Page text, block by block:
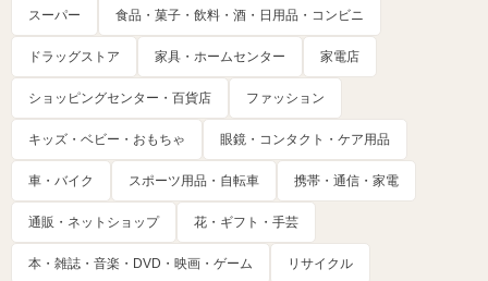
スーパー 食品・菓子・飲料・酒・日用品・コンビニ
ドラッグストア 家具・ホームセンター 家電店
ショッピングセンター・百貨店 ファッション
キッズ・ベビー・おもちゃ 眼鏡・コンタクト・ケア用品
車・バイク スポーツ用品・自転車 携帯・通信・家電
通販・ネットショップ 花・ギフト・手芸
本・雑誌・音楽・DVD・映画・ゲーム リサイクル